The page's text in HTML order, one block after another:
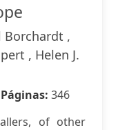
Borchardt ,
, Helen J.
346
of other